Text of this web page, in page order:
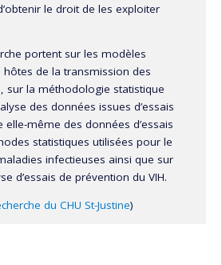
le droit de les exploiter
portent sur les modèles
de la transmission des
sur la méthodologie statistique
des données issues d’essais
elle-même des données d’essais
statistiques utilisées pour le
infectieuses ainsi que sur
d’essais de prévention du VIH.
du CHU St-Justine)